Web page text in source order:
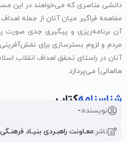
دانشی عناصری که می‌خواهند در این
مفاهمه فراگیر میان آنان از جمله
آن برنامه‌ریزی و پیگیری جدی صورت
مردم و لزوم بسترسازی برای
آنان در راستای تحقق اهداف انقلاب
هالعالی) می‌پردازد
شناسنامهکتاب
نویسنده:-
ناشر:معـاونت راهبـردی بنیـاد